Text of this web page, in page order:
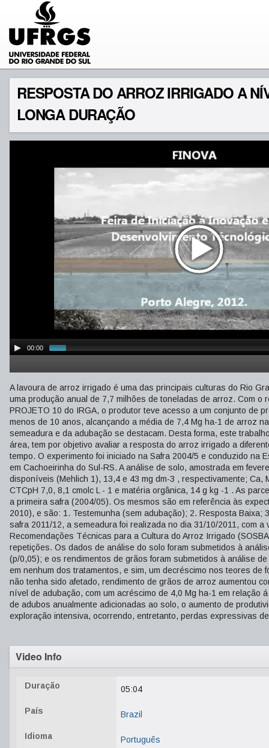
RESPOSTA DO ARROZ IRRIGADO A
LONGA DURAÇÃO
00:00
A lavoura de arroz irrigado é uma das principais culturas do Rio
uma produção anual de 7,7 milhões de toneladas de arroz. Com
PROJETO 10 do IRGA, o produtor teve acesso a um conjunto de
menos de 10 anos, alcançando a média de 7,4 Mg ha-1 de arroz
semeadura e da adubação se destacam. Desta forma, este
área, tem por objetivo avaliar a resposta do arroz irrigado a
tempo. O experimento foi iniciado na Safra 2004/5 e conduzido na
em Cachoeirinha do Sul-RS. A análise de solo, amostrada em
disponíveis (Mehlich 1), 13,4 e 43 mg dm-3 , respectivamente; Ca,
CTCpH 7,0, 8,1 cmolc L - 1 e matéria orgânica, 14 g kg -1 . As
a primeira safra (2004/05). Os mesmos são em referência às
2010), e são: 1. Testemunha (sem adubação); 2. Resposta
safra 2011/12, a semeadura foi realizada no dia 31/10/2011, com
Recomendações Técnicas para a Cultura do Arroz Irrigado
repetições. Os dados de análise do solo foram submetidos à
(p/0,05); e os rendimentos de grãos foram submetidos à análise
em nenhum dos tratamentos, e sim, um decréscimo nos teores
não tenha sido afetado, rendimento de grãos de arroz aumentou
nível de adubação, com um acréscimo de 4,0 Mg ha-1 em
de adubos anualmente adicionadas ao solo, o aumento de
exploração intensiva, ocorrendo, entretanto, perdas expressivas
Video Info
Duração 05:04
País Brazil
Idioma Português